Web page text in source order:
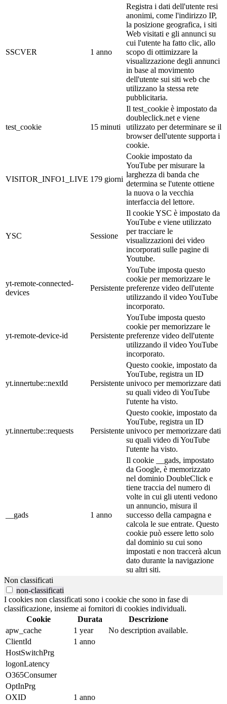
SSCVER 1 anno
Registra i dati dell'utente resi
anonimi, come l'indirizzo IP,
la posizione geografica, i siti
Web visitati e gli annunci su
cui l'utente ha fatto clic, allo
scopo di ottimizzare la
visualizzazione degli annunci
in base al movimento
dell'utente sui siti web che
utilizzano la stessa rete
pubblicitaria.
test_cookie 15 minuti
Il test_cookie è impostato da
doubleclick.net e viene
utilizzato per determinare se il
browser dell'utente supporta i
cookie.
VISITOR_INFO1_LIVE 179 giorni
Cookie impostato da
YouTube per misurare la
larghezza di banda che
determina se l'utente ottiene
la nuova o la vecchia
interfaccia del lettore.
YSC Sessione
Il cookie YSC è impostato da
YouTube e viene utilizzato
per tracciare le
visualizzazioni dei video
incorporati sulle pagine di
Youtube.
yt-remote-connected-
devices
Persistente
YouTube imposta questo
cookie per memorizzare le
preferenze video dell'utente
utilizzando il video YouTube
incorporato.
yt-remote-device-id Persistente
YouTube imposta questo
cookie per memorizzare le
preferenze video dell'utente
utilizzando il video YouTube
incorporato.
yt.innertube::nextId Persistente
Questo cookie, impostato da
YouTube, registra un ID
univoco per memorizzare dati
su quali video di YouTube
l'utente ha visto.
yt.innertube::requests Persistente
Questo cookie, impostato da
YouTube, registra un ID
univoco per memorizzare dati
su quali video di YouTube
l'utente ha visto.
__gads 1 anno
Il cookie __gads, impostato
da Google, è memorizzato
nel dominio DoubleClick e
tiene traccia del numero di
volte in cui gli utenti vedono
un annuncio, misura il
successo della campagna e
calcola le sue entrate. Questo
cookie può essere letto solo
dal dominio su cui sono
impostati e non traccerà alcun
dato durante la navigazione
su altri siti.
Non classificati
non-classificati
I cookies non classificati sono i cookie che sono in fase di
classificazione, insieme ai fornitori di cookies individuali.
Cookie
Durata
Descrizione
apw_cache
1 year
No description available.
ClientId
1 anno
HostSwitchPrg
logonLatency
O365Consumer
OptInPrg
OXID
1 anno